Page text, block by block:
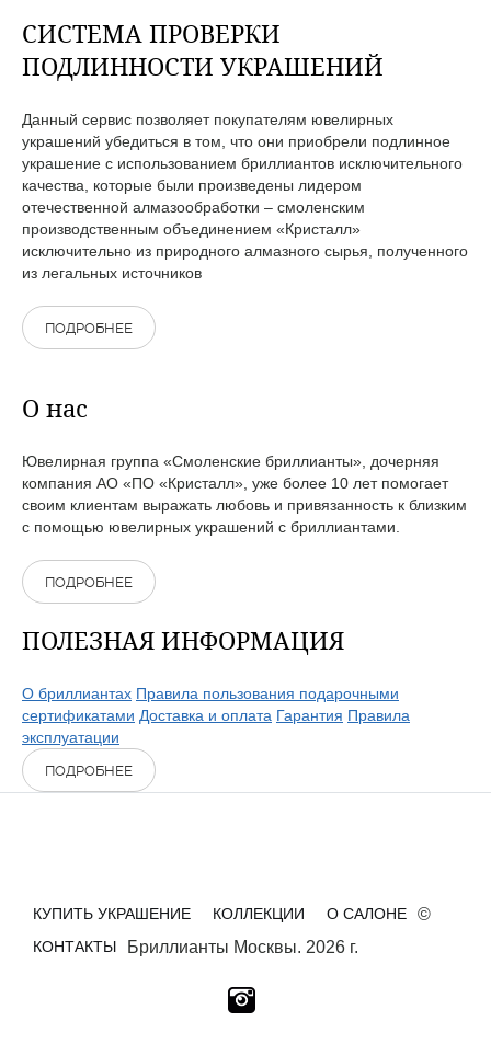
СИСТЕМА ПРОВЕРКИ
ПОДЛИННОСТИ УКРАШЕНИЙ
Данный сервис позволяет покупателям ювелирных
украшений убедиться в том, что они приобрели подлинное
украшение с использованием бриллиантов исключительного
качества, которые были произведены лидером
отечественной алмазообработки – смоленским
производственным объединением «Кристалл»
исключительно из природного алмазного сырья, полученного
из легальных источников
ПОДРОБНЕЕ
О нас
Ювелирная группа «Смоленские бриллианты», дочерняя
компания АО «ПО «Кристалл», уже более 10 лет помогает
своим клиентам выражать любовь и привязанность к близким
с помощью ювелирных украшений с бриллиантами.
ПОДРОБНЕЕ
ПОЛЕЗНАЯ ИНФОРМАЦИЯ
О бриллиантах Правила пользования подарочными
сертификатами Доставка и оплата Гарантия Правила
эксплуатации
ПОДРОБНЕЕ
КУПИТЬ УКРАШЕНИЕ КОЛЛЕКЦИИ
О САЛОНЕ
КОНТАКТЫ
©
Бриллианты Москвы. 2026 г.